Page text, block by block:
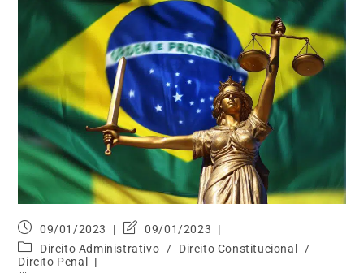
09/01/2023
09/01/2023
Direito Administrativo
/ Direito Constitucional
/
Direito Penal